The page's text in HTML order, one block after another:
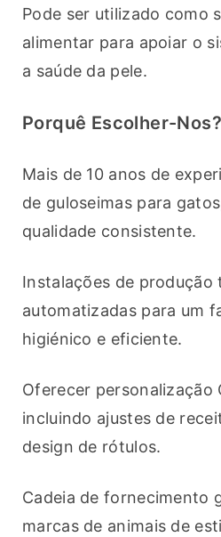
Pode ser utilizado como
alimentar para apoiar o
a saúde da pele.
Porquê Escolher-Nos?
Mais de 10 anos de
de guloseimas para
qualidade consistente.
Instalações de produção
automatizadas para um
higiénico e eficiente.
Oferecer personalização
incluindo ajustes de
design de rótulos.
Cadeia de fornecimento
marcas de animais de